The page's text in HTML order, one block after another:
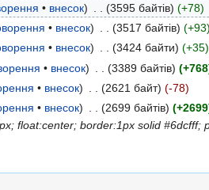
• внесок) (3595 байтів) (+78)
• внесок) (3517 байтів) (+93)
• внесок) . . (3424 байти) (+35)
• внесок) (3389 байтів)
• внесок) (2621 байт) (-78)
• внесок) . . (2699 байтів)
float:center; border:1px solid #6dcfff;